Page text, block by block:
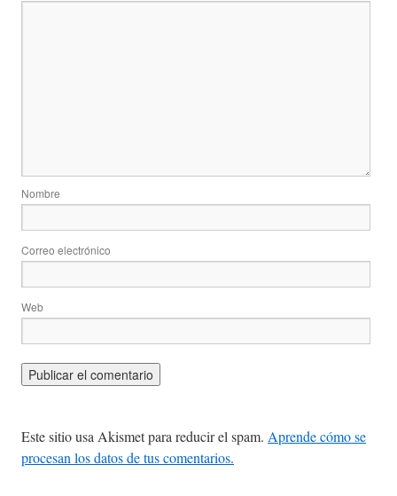
Nombre
Correo electrónico
Web
Este sitio usa Akismet para reducir el spam. Aprende cómo se
procesan los datos de tus comentarios.